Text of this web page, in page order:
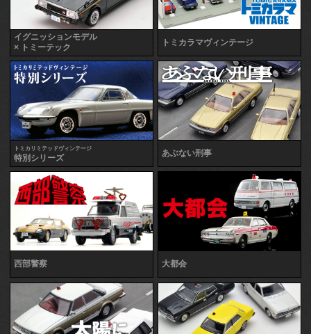
イグニッションモデル
× トミーテック
トミカラマヴィンテージ
トミカリミテッドヴィンテージ
特別シリーズ あぶない刑事
西部警察 大都会